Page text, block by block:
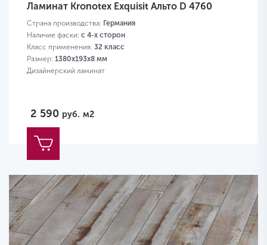
Ламинат Kronotex Exquisit Альто D 4760
Страна производства: Германия
Наличие фаски: с 4-х сторон
Класс применения: 32 класс
Размер: 1380х193х8 мм
Дизайнерский ламинат
2 590 руб. м2